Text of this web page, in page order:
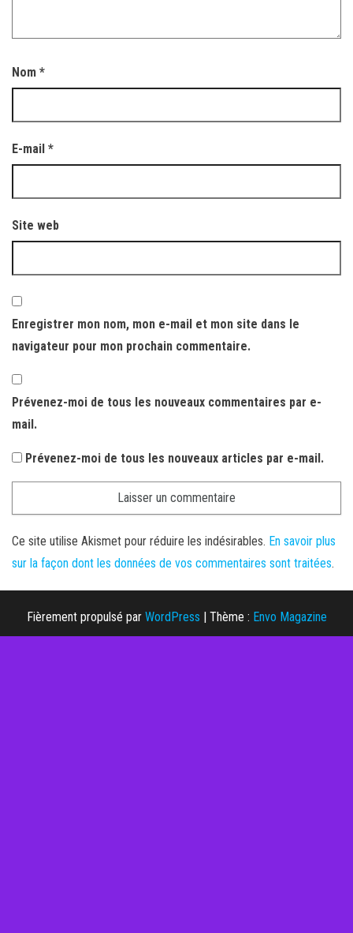
Nom *
E-mail *
Site web
Enregistrer mon nom, mon e-mail et mon site dans le
navigateur pour mon prochain commentaire.
Prévenez-moi de tous les nouveaux commentaires par e-
mail.
Prévenez-moi de tous les nouveaux articles par e-mail.
Ce site utilise Akismet pour réduire les indésirables. En savoir plus
sur la façon dont les données de vos commentaires sont traitées.
Fièrement propulsé par WordPress | Thème : Envo Magazine